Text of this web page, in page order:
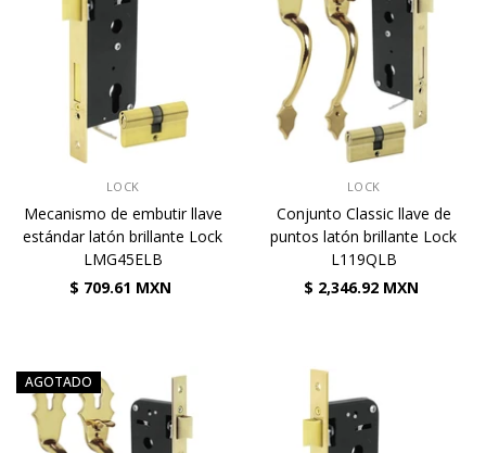
LOCK
Mecanismo de embutir llave
estándar latón brillante Lock
LMG45ELB
$ 709.61 MXN
LOCK
Conjunto Classic llave de
puntos latón brillante Lock
L119QLB
$ 2,346.92 MXN
AGOTADO